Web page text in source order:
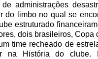
administrações
do limbo no qual se
estruturado
dois brasileiros, Copa
time recheado de
na História do clube.